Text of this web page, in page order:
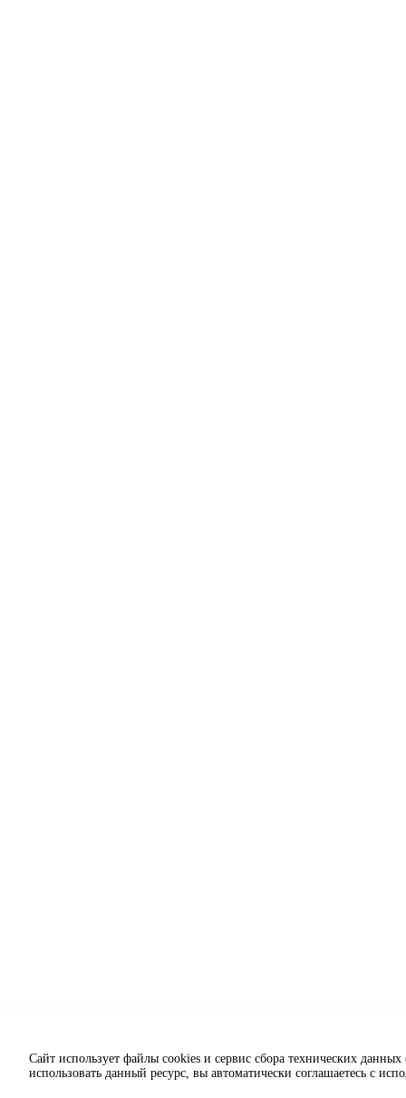
Сайт использует файлы cookies и сервис сбора технических
использовать данный ресурс, вы автоматически соглашаетесь с